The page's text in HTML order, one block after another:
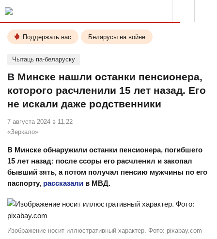
Поддержать нас Беларусы на войне
Чытаць па-беларуску
В Минске нашли останки пенсионера,
которого расчленили 15 лет назад. Его
не искали даже родственники
7 августа 2024 в 11.22
«Зеркало»
В Минске обнаружили останки пенсионера, погибшего
15 лет назад: после ссоры его расчленил и закопал
бывший зять, а потом получал пенсию мужчины по его
паспорту, рассказали в МВД.
Изображение носит иллюстративный характер. Фото: pixabay.com